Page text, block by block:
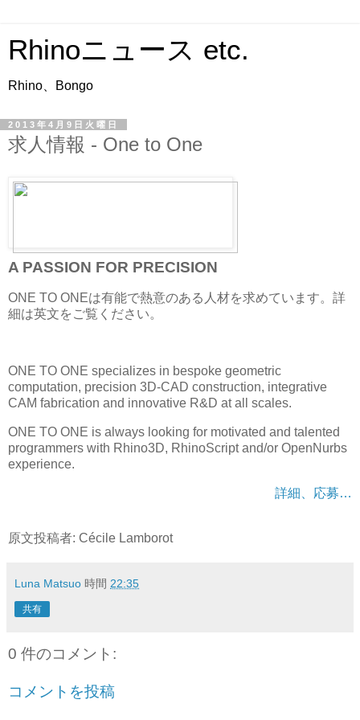
Rhinoニュース etc.
Rhino、Bongo
2013年4月9日火曜日
求人情報 - One to One
A PASSION FOR PRECISION
ONE TO ONEは有能で熱意のある人材を求めています。詳
細は英文をご覧ください。
ONE TO ONE specializes in bespoke geometric
computation, precision 3D-CAD construction, integrative
CAM fabrication and innovative R&D at all scales.
ONE TO ONE is always looking for motivated and talented
programmers with Rhino3D, RhinoScript and/or OpenNurbs
experience.
詳細、応募…
原文投稿者: Cécile Lamborot
Luna Matsuo 時間 22:35
共有
0 件のコメント:
コメントを投稿